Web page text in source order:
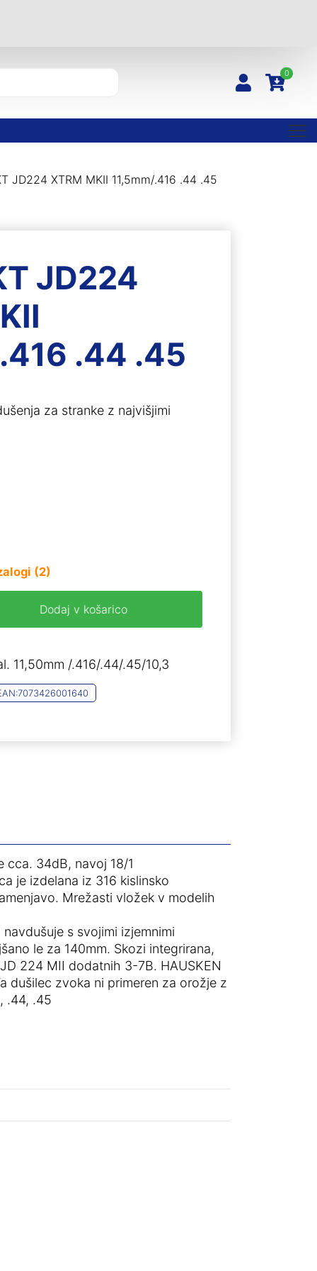
0
JD224 XTRM MKII 11,5mm/.416 .44 .45
JD224
.44 .45
za stranke z najvišjimi
(2)
Dodaj v košarico
11,50mm /.416/.44/.45/10,3
7073426001640
cca. 34dB, navoj 18/1
je izdelana iz 316 kislinsko
Mrežasti vložek v modelih
s svojimi izjemnimi
le za 140mm. Skozi integrirana,
224 MII dodatnih 3-7B. HAUSKEN
dušilec zvoka ni primeren za orožje z
.44, .45